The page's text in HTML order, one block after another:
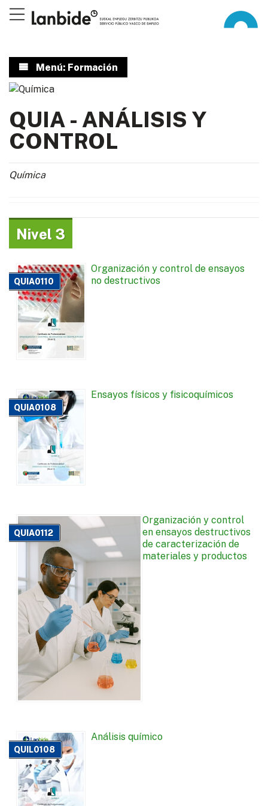
Menú: Formación
QUIA - ANÁLISIS Y
CONTROL
Química
Nivel 3
QUIA0110
Organización y control de ensayos
no destructivos
QUIA0108
Ensayos físicos y fisicoquímicos
QUIA0112
Organización y control
en ensayos destructivos
de caracterización de
materiales y productos
QUIL0108
Análisis químico